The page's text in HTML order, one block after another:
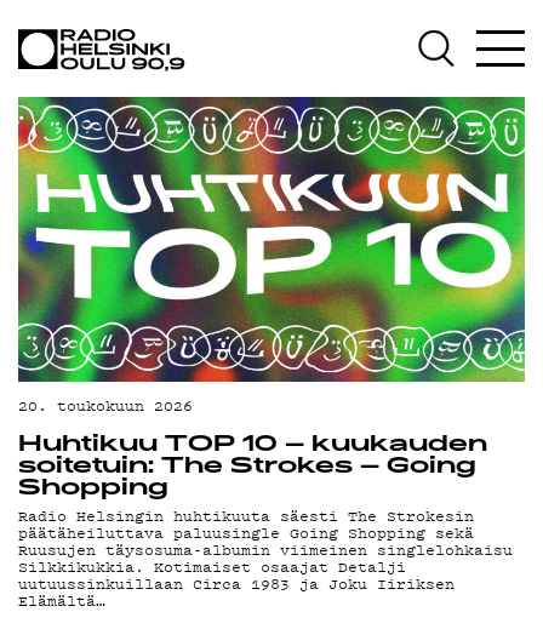
AJANKOHTAISTA
OHJELMAT
TEKIJÄT
ON-DEMAND
PODCAST
MAINOSTA
YHTEYSTIEDOT
G LIVELAB
YSTÄVÄKLUBI
TIETOSUOJA
KIRJAUDU SISÄÄN
20. toukokuun 2026
Huhtikuu TOP 10 – kuukauden
soitetuin: The Strokes – Going
Shopping
Radio Helsingin huhtikuuta säesti The Strokesin
päätäheiluttava paluusingle Going Shopping sekä
Ruusujen täysosuma-albumin viimeinen singlelohkaisu
Silkkikukkia. Kotimaiset osaajat Detalji
uutuussinkuillaan Circa 1983 ja Joku Iiriksen
Elämältä…